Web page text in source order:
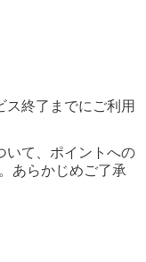
終了までにご利用
て、ポイントへの
あらかじめご了承